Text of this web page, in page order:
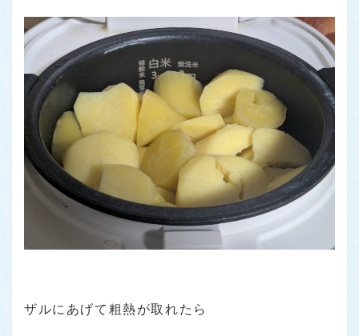
ザルにあげて粗熱が取れたら